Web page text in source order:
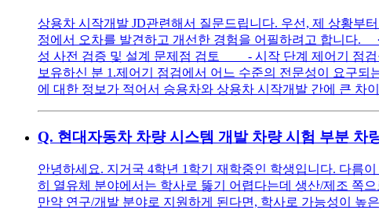
상용차 시작개발 JD관련해서 질문드립니다. 우선, 제 상황부
정에서 오차를 발견하고 개선한 경험을 어필하려고 합니
성 사전 검증 및 설계 문제점 검토 - 시작 단계 제어기 점검
보유하신 분 1.제어기 점검에서 어느 수준의 전문성이 요구
에 대한 정보가 적어서 승용차와 상용차 시작개발 간에 큰 차
Q. 현대자동차 차량 시스템 개발 차량 시험 부분 차
안녕하세요. 지거국 4학년 1학기 재학중인 학생입니다. 다름
히 열유체 분야에서는 학사로 뚫기 어렵다는데 생산/제조 쪽
만약 연구/개발 분야로 지원하게 된다면, 학사로 가능성이 높